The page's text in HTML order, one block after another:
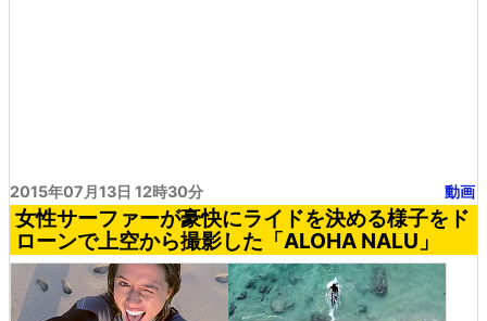
2015年07月13日 12時30分 動画
女性サーファーが豪快にライドを決める様子をド
ローンで上空から撮影した「ALOHA NALU」